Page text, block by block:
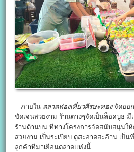
ภายใน ตลาดท่องเที่ยวศีรษะทองจัดออก
ชัดเจนสวยงาม ร้านต่างๆจัดเป็นล็อคบูธ มี
ร้านด้านบน ที่ทางโครงการจัดสนับสนุนใ
สวยงาม เป็นระเบียบ ดูสะอาดสะอ้าน เป็
ลูกค้าที่มาเยือนตลาดแห่งนี้